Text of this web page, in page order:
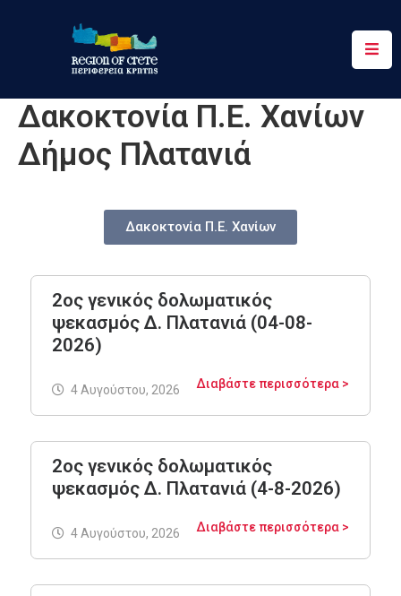
Περιφέρεια
Ενημέρωση
Έργα
Επικοινωνία
Δακοκτονία Π.Ε. Χανίων
Δήμος Πλατανιά
Δακοκτονία Π.Ε. Χανίων
2ος γενικός δολωματικός
ψεκασμός Δ. Πλατανιά (04-08-
2026)
Διαβάστε περισσότερα >
4 Αυγούστου, 2026
2ος γενικός δολωματικός
ψεκασμός Δ. Πλατανιά (4-8-2026)
Διαβάστε περισσότερα >
4 Αυγούστου, 2026